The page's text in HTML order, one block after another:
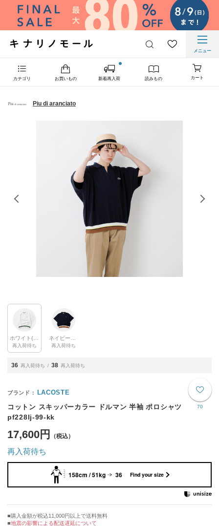
メニュー
カテゴリ お買いもの 新着再入荷 読みもの カート
Piu di aranciato
再入荷待ち 再入荷待ち
36 再入荷待ち 38 再入荷待ち
70
LACOSTE
コットン スキッパーカラー ドルマン 半袖 ポロシャツ
pf228lj-99-kk
17,600円
再入荷待ち
158cm / 51kg 36 Find your size
購入金額が税込11,000円以上で送料無料
地震の影響による配送遅延について